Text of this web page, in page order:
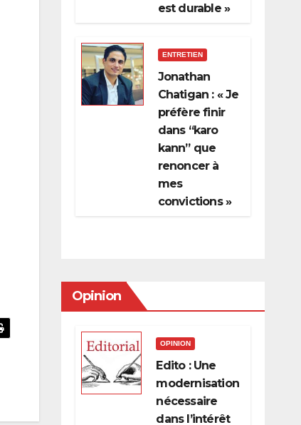
est durable »
ENTRETIEN
Jonathan
Chatigan : « Je
préfère finir
dans “karo
kann” que
renoncer à
mes
convictions »
Opinion
OPINION
Edito : Une
modernisation
nécessaire
dans l’intérêt